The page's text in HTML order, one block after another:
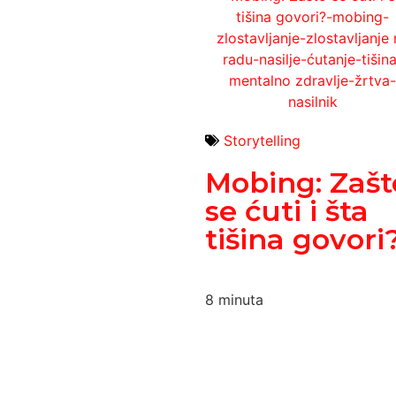
Storytelling
Mobing:
se ćuti i šta
tišina
8 minuta